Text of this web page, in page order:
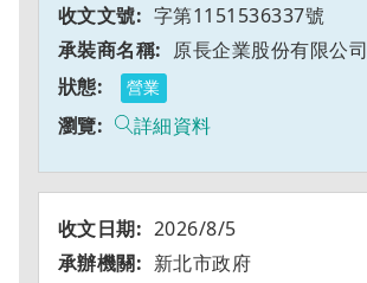
字第1151536337號
原長企業股份有限公司
營業
詳細資料
2026/8/5
新北市政府